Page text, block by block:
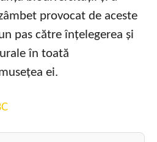
provocat de aceste
pas către înțelegerea și
în toată
ei.